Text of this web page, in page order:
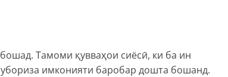
Тамоми қувваҳои сиёсӣ, ки ба ин
имконияти баробар дошта бошанд.